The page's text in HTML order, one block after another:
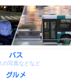
バス
の写真などなど
グルメ